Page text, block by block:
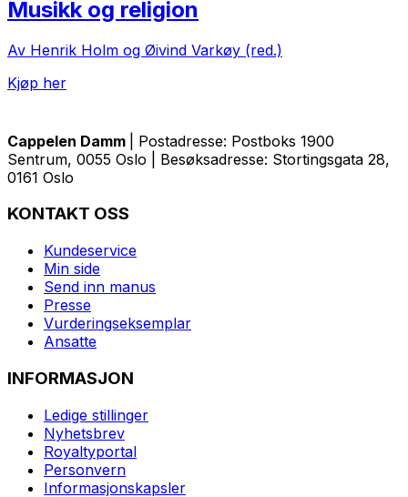
Musikk og religion
Av Henrik Holm og Øivind Varkøy (red.)
Kjøp her
Cappelen Damm
| Postadresse: Postboks 1900
Sentrum, 0055 Oslo | Besøksadresse: Stortingsgata 28,
0161 Oslo
KONTAKT OSS
Kundeservice
Min side
Send inn manus
Presse
Vurderingseksemplar
Ansatte
INFORMASJON
Ledige stillinger
Nyhetsbrev
Royaltyportal
Personvern
Informasjonskapsler